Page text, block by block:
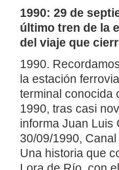
1990: 29 de
último tren de la
del viaje que
1990.
la estación
terminal conocida
1990, tras casi
informa Juan Luis
30/09/1990,
Una historia que